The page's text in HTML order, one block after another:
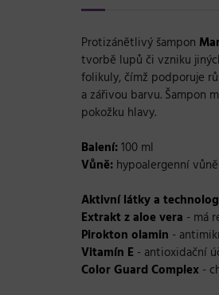
Protizánětlivý šampon
tvorbě lupů či vzniku
folikuly, čímž podporuje
a zářivou barvu. Šampon
pokožku hlavy.
Balení:100 ml
Vůně: hypoalergenní
Aktivní látky a
Extrakt z aloe vera - má
Pirokton olamin -
Vitamín E - antioxidační
Color Guard Complex -